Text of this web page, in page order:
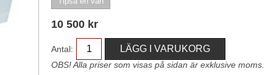
10 500 kr
Antal:
OBS! Alla priser som visas på sidan är exklusive moms.